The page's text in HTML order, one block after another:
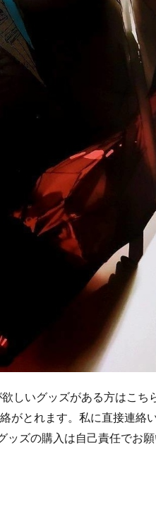
しいグッズがある方はこち
がとれます。私に直接連絡
ズの購入は自己責任でお願